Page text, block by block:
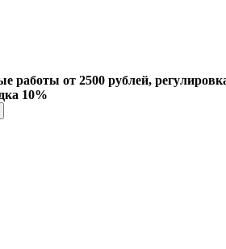
от 2500 рублей,
10%